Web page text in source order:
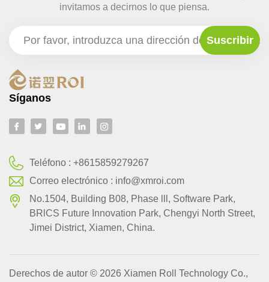
invitamos a decirnos lo que piensa.
Síganos
Teléfono :+8615859279267
Correo electrónico : info@xmroi.com
No.1504, Building B08, Phase lll, Software Park,
BRlCS Future Innovation Park, Chengyi North Street,
Jimei District, Xiamen, China.
Derechos de autor © 2026 Xiamen Roll Technology Co.,